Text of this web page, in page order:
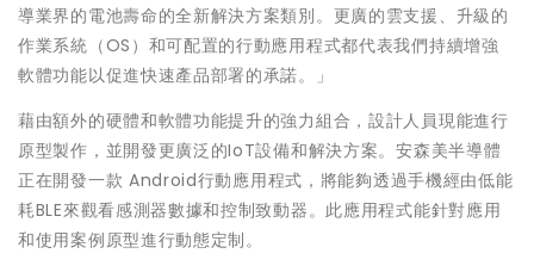
導業界的電池壽命的全新解決方案類別。更廣的雲支援、升級的
作業系統（OS）和可配置的行動應用程式都代表我們持續增強
軟體功能以促進快速產品部署的承諾。」
藉由額外的硬體和軟體功能提升的強力組合，設計人員現能進行
原型製作，並開發更廣泛的IoT設備和解決方案。安森美半導體
正在開發一款 Android行動應用程式，將能夠透過手機經由低能
耗BLE來觀看感測器數據和控制致動器。此應用程式能針對應用
和使用案例原型進行動態定制。